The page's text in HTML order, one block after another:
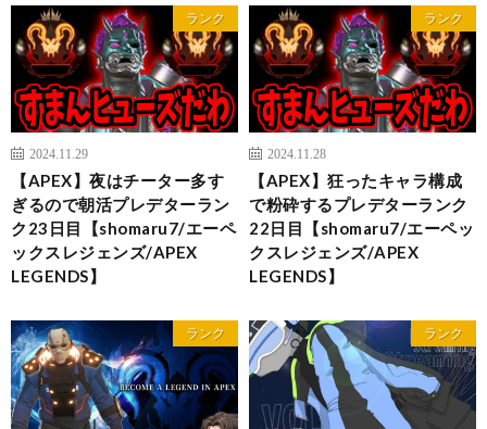
ランク
2024.11.29
【APEX】夜はチーター多す
ぎるので朝活プレデターラン
ク23日目【shomaru7/エーペ
ックスレジェンズ/APEX
LEGENDS】
ランク
2024.11.28
【APEX】狂ったキャラ構成
で粉砕するプレデターランク
22日目【shomaru7/エーペッ
クスレジェンズ/APEX
LEGENDS】
ランク ランク